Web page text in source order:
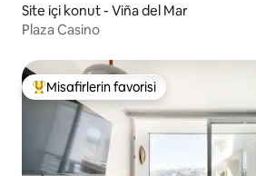
Site içi konut - Viña del Mar
Plaza Casino
Misafirlerin favorilerinden en
Misafirlerin favorisi